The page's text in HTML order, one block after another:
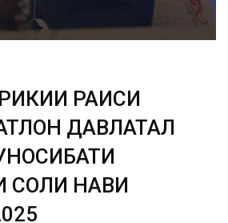
РАИСИ
ДАВЛАТАЛӢ
СОЛИ НАВИ